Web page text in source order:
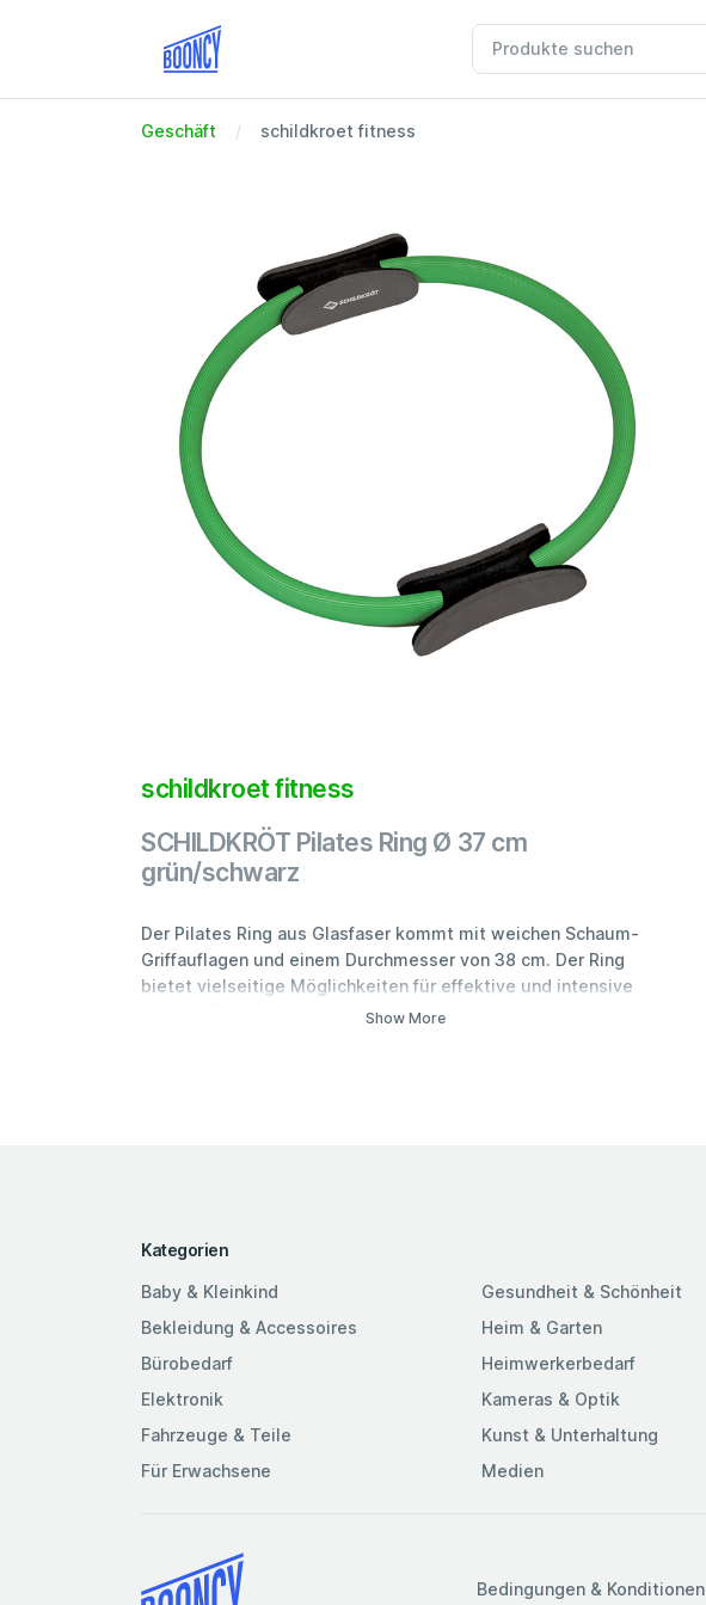
Geschäft schildkroet fitness
schildkroet fitness
SCHILDKRÖT Pilates Ring Ø 37 cm
grün/schwarz
Der Pilates Ring aus Glasfaser kommt mit weichen Schaum-
Griffauflagen und einem Durchmesser von 38 cm. Der Ring
bietet vielseitige Möglichkeiten für effektive und intensive
Pilates-Übungen und findet in jeder Reisetasche Platz. Die
Show More
Kategorien
Baby & Kleinkind
Bekleidung & Accessoires
Bürobedarf
Elektronik
Fahrzeuge & Teile
Für Erwachsene
Gesundheit & Schönheit
Heim & Garten
Heimwerkerbedarf
Kameras & Optik
Kunst & Unterhaltung
Medien
Bedingungen & Konditionen